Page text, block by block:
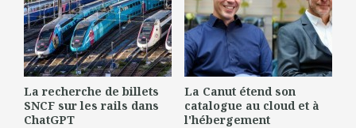
La recherche de billets
SNCF sur les rails dans
ChatGPT
La Canut étend son
catalogue au cloud et à
l'hébergement